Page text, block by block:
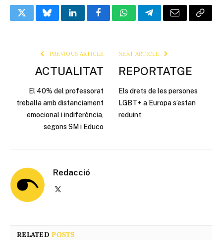
TwitterBlueskyLinkedInFacebookWhatsAppTelegramEmail Copy
PREVIOUS ARTICLE
ACTUALITAT
El 40% del professorat
treballa amb distanciament
emocional i indiferència,
segons SM i Educo
NEXT ARTICLE
REPORTATGE
Els drets de les persones
LGBT+ a Europa s’estan
reduint
Redacció
RELATEDPOSTS